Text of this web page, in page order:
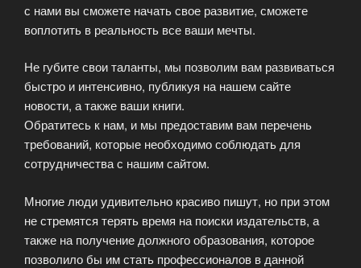
с нами вы сможете начать свое развитие, сможете
воплотить в реальность все ваши мечты.
Не губите свои таланты, мы позволим вам развиваться
быстро и интенсивно, публикуя на нашем сайте
новости, а также ваши книги.
Обратитесь к нам, и мы предоставим вам перечень
требований, которые необходимо соблюдать для
сотрудничества с нашим сайтом.
Многие люди удивительно красиво пишут, но при этом
не стремятся терять время на поиски издательств, а
также на получение должного образования, которое
позволило бы им стать профессионалов в данной